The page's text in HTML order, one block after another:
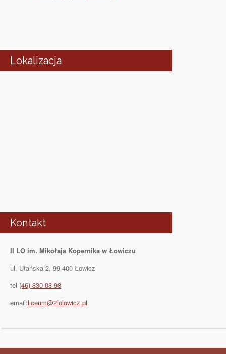
Lokalizacja
Kontakt
II LO im. Mikołaja Kopernika w Łowiczu
ul. Ułańska 2, 99-400 Łowicz
tel (46) 830 08 98
email:liceum@2lolowicz.pl